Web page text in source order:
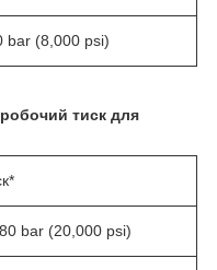
bar (8,000 psi)
тиск для
bar (20,000 psi)